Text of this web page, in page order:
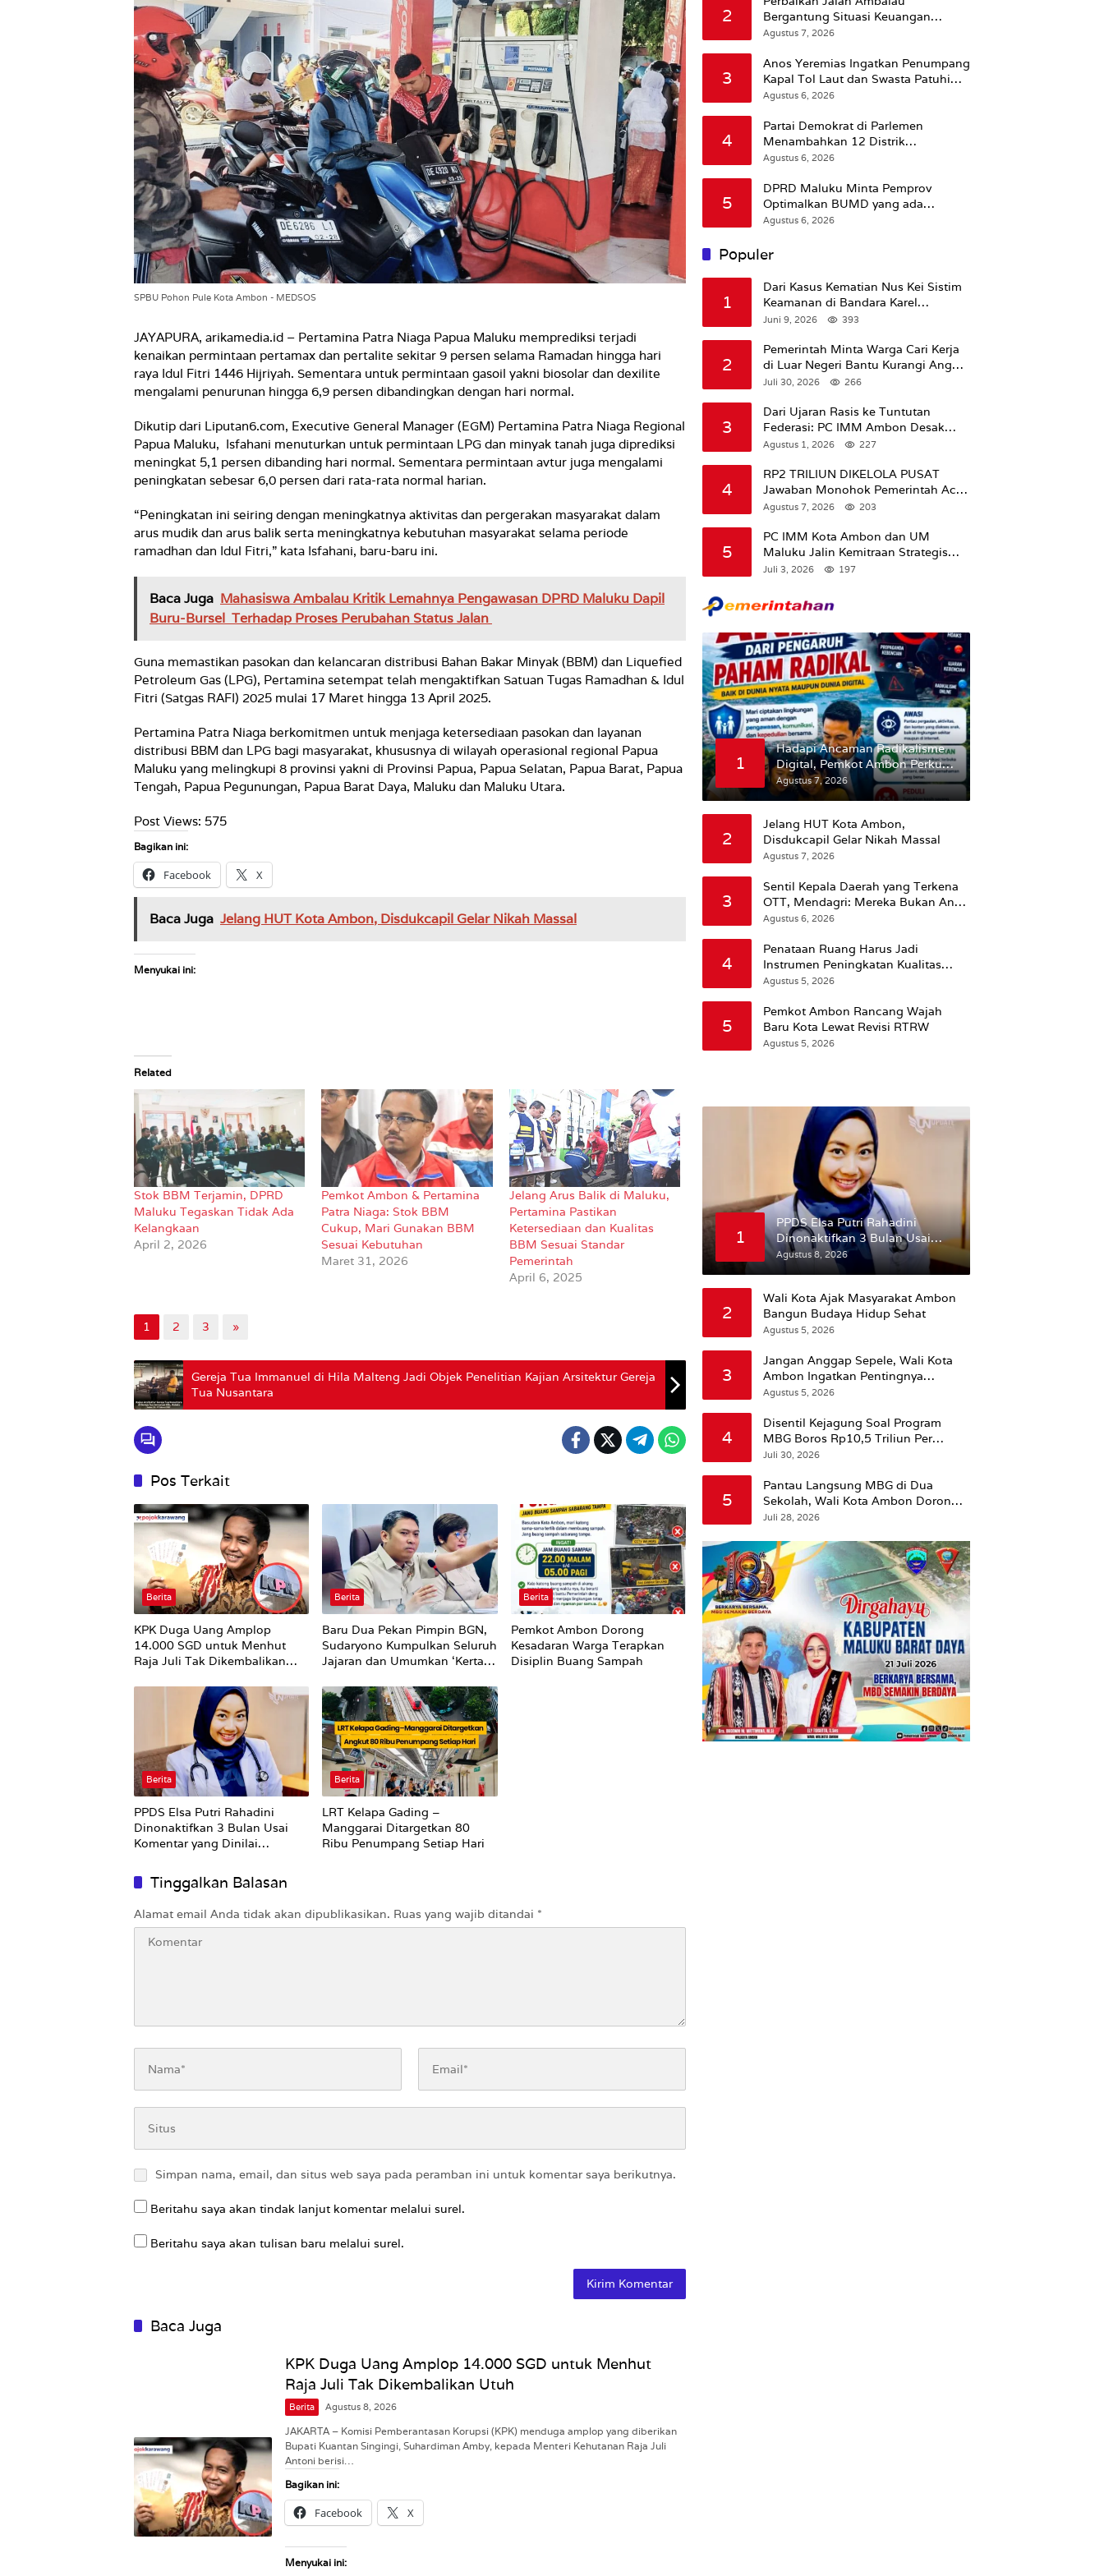
SPBU Pohon Pule Kota Ambon - MEDSOS
JAYAPURA, arikamedia.id – Pertamina Patra Niaga Papua Maluku memprediksi terjadi
kenaikan permintaan pertamax dan pertalite sekitar 9 persen selama Ramadan hingga hari
raya Idul Fitri 1446 Hijriyah. Sementara untuk permintaan gasoil yakni biosolar dan dexilite
mengalami penurunan hingga 6,9 persen dibandingkan dengan hari normal.
Dikutip dari Liputan6.com, Executive General Manager (EGM) Pertamina Patra Niaga Regional
Papua Maluku, Isfahani menuturkan untuk permintaan LPG dan minyak tanah juga diprediksi
meningkat 5,1 persen dibanding hari normal. Sementara permintaan avtur juga mengalami
peningkatan sebesar 6,0 persen dari rata-rata normal harian.
“Peningkatan ini seiring dengan meningkatnya aktivitas dan pergerakan masyarakat dalam
arus mudik dan arus balik serta meningkatnya kebutuhan masyarakat selama periode
ramadhan dan Idul Fitri,” kata Isfahani, baru-baru ini.
Baca Juga Mahasiswa Ambalau Kritik Lemahnya Pengawasan DPRD Maluku Dapil
Buru-Bursel Terhadap Proses Perubahan Status Jalan
Guna memastikan pasokan dan kelancaran distribusi Bahan Bakar Minyak (BBM) dan Liquefied
Petroleum Gas (LPG), Pertamina setempat telah mengaktifkan Satuan Tugas Ramadhan & Idul
Fitri (Satgas RAFI) 2025 mulai 17 Maret hingga 13 April 2025.
Pertamina Patra Niaga berkomitmen untuk menjaga ketersediaan pasokan dan layanan
distribusi BBM dan LPG bagi masyarakat, khususnya di wilayah operasional regional Papua
Maluku yang melingkupi 8 provinsi yakni di Provinsi Papua, Papua Selatan, Papua Barat, Papua
Tengah, Papua Pegunungan, Papua Barat Daya, Maluku dan Maluku Utara.
Post Views: 575
Bagikan ini:
Facebook X
Baca Juga Jelang HUT Kota Ambon, Disdukcapil Gelar Nikah Massal
Menyukai ini:
Related
Stok BBM Terjamin, DPRD
Maluku Tegaskan Tidak Ada
Kelangkaan
April 2, 2026
Pemkot Ambon & Pertamina
Patra Niaga: Stok BBM
Cukup, Mari Gunakan BBM
Sesuai Kebutuhan
Maret 31, 2026
Jelang Arus Balik di Maluku,
Pertamina Pastikan
Ketersediaan dan Kualitas
BBM Sesuai Standar
Pemerintah
April 6, 2025
1 2 3 »
Gereja Tua Immanuel di Hila Malteng Jadi Objek Penelitian Kajian Arsitektur Gereja
Tua Nusantara
Pos Terkait
Berita
KPK Duga Uang Amplop
14.000 SGD untuk Menhut
Raja Juli Tak Dikembalikan
Berita
Baru Dua Pekan Pimpin BGN,
Sudaryono Kumpulkan Seluruh
Jajaran dan Umumkan ‘Kertas
Supplier harus Berhenti
Sekarang
Berita
Pemkot Ambon Dorong
Kesadaran Warga Terapkan
Disiplin Buang Sampah
Berita
PPDS Elsa Putri Rahadini
Dinonaktifkan 3 Bulan Usai
Komentar yang Dinilai
Berita
LRT Kelapa Gading –
Manggarai Ditargetkan 80
Ribu Penumpang Setiap Hari
Tinggalkan Balasan
Alamat email Anda tidak akan dipublikasikan. Ruas yang wajib ditandai *
Simpan nama, email, dan situs web saya pada peramban ini untuk komentar saya berikutnya.
Beritahu saya akan tindak lanjut komentar melalui surel.
Beritahu saya akan tulisan baru melalui surel.
Baca Juga
KPK Duga Uang Amplop 14.000 SGD untuk Menhut
Raja Juli Tak Dikembalikan Utuh
Berita Agustus 8, 2026
JAKARTA – Komisi Pemberantasan Korupsi (KPK) menduga amplop yang diberikan
Bupati Kuantan Singingi, Suhardiman Amby, kepada Menteri Kehutanan Raja Juli
Antoni berisi…
Bagikan ini:
Facebook X
Menyukai ini:
2
Bergantung Situasi Keuangan
Pemprov Maluku
Agustus 7, 2026
3
Anos Yeremias Ingatkan Penumpang
Kapal Tol Laut dan Swasta Patuhi
Peringatan BMKG
Agustus 6, 2026
4
Partai Demokrat di Parlemen
Menambahkan 12 Distrik
Pendukung Trump
Agustus 6, 2026
5
DPRD Maluku Minta Pemprov
Optimalkan BUMD yang ada
Ketimbang Menambah Baru
Agustus 6, 2026
Populer
1
Dari Kasus Kematian Nus Kei Sistim
Keamanan di Bandara Karel
Sadsuitubun Langgur
Juni 9, 2026 393
2
Pemerintah Minta Warga Cari Kerja
di Luar Negeri Bantu Kurangi Angka
Pengangguran
Juli 30, 2026 266
3
Dari Ujaran Rasis ke Tuntutan
Federasi: PC IMM Ambon Desak
Klarifikasi Presiden dan Imbau
Putih Di Maluku.
Agustus 1, 2026 227
4
RP2 TRILIUN DIKELOLA PUSAT
Jawaban Monohok Pemerintah Aceh
Usai Disorot Mentan Amran Soal
Agustus 7, 2026 203
5
PC IMM Kota Ambon dan UM
Maluku Jalin Kemitraan Strategis
untuk Cetak Kader Pencerah Bangsa
Kampus”
Juli 3, 2026 197
1
Hadapi Ancaman Radikalisme
Digital, Pemkot Ambon Perkuat
Peran Keluarga
Agustus 7, 2026
2
Jelang HUT Kota Ambon,
Disdukcapil Gelar Nikah Massal
Agustus 7, 2026
3
Sentil Kepala Daerah yang Terkena
OTT, Mendagri: Mereka Bukan Anak
Kemarin Sore
Agustus 6, 2026
4
Penataan Ruang Harus Jadi
Instrumen Peningkatan Kualitas
Hidup Masyarakat, Wattimena:
Susun RDTR Sebagai Dasar Hukum
Agustus 5, 2026
5
Pemkot Ambon Rancang Wajah
Baru Kota Lewat Revisi RTRW
Agustus 5, 2026
1
PPDS Elsa Putri Rahadini
Dinonaktifkan 3 Bulan Usai
Komentar yang Dinilai
Nirempati ke Pasien BPJS
Agustus 8, 2026
2
Wali Kota Ajak Masyarakat Ambon
Bangun Budaya Hidup Sehat
Agustus 5, 2026
3
Jangan Anggap Sepele, Wali Kota
Ambon Ingatkan Pentingnya
Perencanaan Kesehatan
Agustus 5, 2026
4
Disentil Kejagung Soal Program
MBG Boros Rp10,5 Triliun Per
Tahun, Kepala BGN Sudaryono Beri
Juli 30, 2026
5
Pantau Langsung MBG di Dua
Sekolah, Wali Kota Ambon Dorong
Pemerataan Hingga Wilayah
Juli 28, 2026